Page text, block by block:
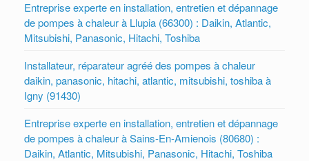
Entreprise experte en installation, entretien et dépannage
de pompes à chaleur à Llupia (66300) : Daikin, Atlantic,
Mitsubishi, Panasonic, Hitachi, Toshiba
Installateur, réparateur agréé des pompes à chaleur
daikin, panasonic, hitachi, atlantic, mitsubishi, toshiba à
Igny (91430)
Entreprise experte en installation, entretien et dépannage
de pompes à chaleur à Sains-En-Amienois (80680) :
Daikin, Atlantic, Mitsubishi, Panasonic, Hitachi, Toshiba